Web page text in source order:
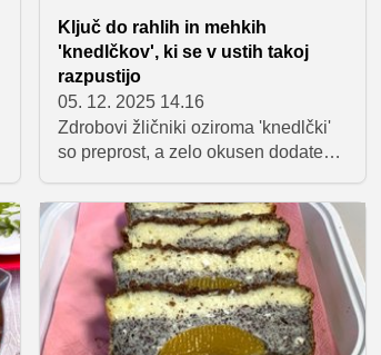
Ključ do rahlih in mehkih
'knedlčkov', ki se v ustih takoj
razpustijo
05. 12. 2025 14.16
Zdrobovi žličniki oziroma 'knedlčki'
so preprost, a zelo okusen dodatek
zdijo enostavni, se pogosto zgodi,
da nam ne uspejo, saj so pretrdi ali
pa razpadejo. Predstavljamo vam
nekaj osnovnih pravil, ki jih morate
pri njihovi pripravi upoštevati.